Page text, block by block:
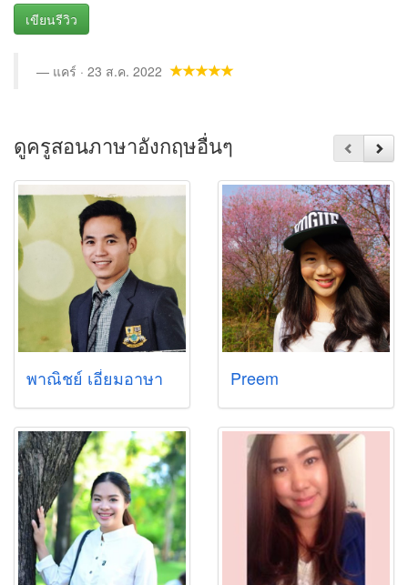
เขียนรีวิว
แคร์ · 23 ส.ค. 2022
ดูครูสอนภาษาอังกฤษอื่นๆ
พาณิชย์ เอี่ยมอาษา Preem